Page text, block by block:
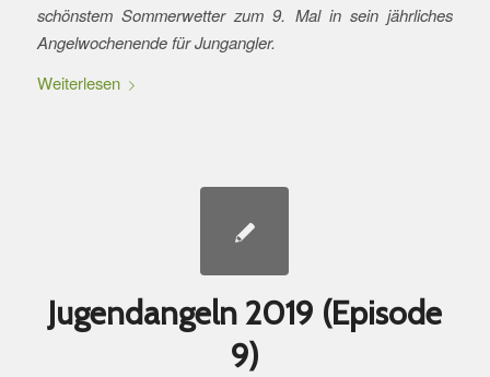
schönstem Sommerwetter zum 9. Mal in sein jährliches
Angelwochenende für Jungangler.
Weiterlesen
Jugendangeln 2019 (Episode
9)